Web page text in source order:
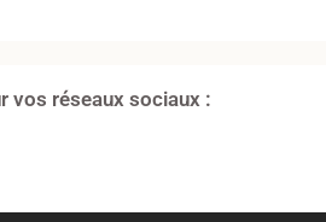
vos réseaux sociaux :